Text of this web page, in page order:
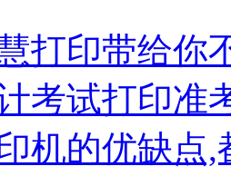
打印带给你
考试打印准
机的优缺点